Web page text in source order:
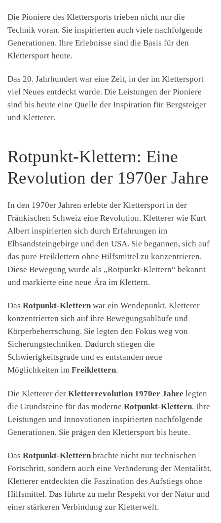
Die Pioniere des Klettersports trieben nicht nur die
Technik voran. Sie inspirierten auch viele nachfolgende
Generationen. Ihre Erlebnisse sind die Basis für den
Klettersport heute.
Das 20. Jahrhundert war eine Zeit, in der im Klettersport
viel Neues entdeckt wurde. Die Leistungen der Pioniere
sind bis heute eine Quelle der Inspiration für Bergsteiger
und Kletterer.
Rotpunkt-Klettern: Eine
Revolution der 1970er Jahre
In den 1970er Jahren erlebte der Klettersport in der
Fränkischen Schweiz eine Revolution. Kletterer wie Kurt
Albert inspirierten sich durch Erfahrungen im
Elbsandsteingebirge und den USA. Sie begannen, sich auf
das pure Freiklettern ohne Hilfsmittel zu konzentrieren.
Diese Bewegung wurde als „Rotpunkt-Klettern“ bekannt
und markierte eine neue Ära im Klettern.
Das Rotpunkt-Klettern war ein Wendepunkt. Kletterer
konzentrierten sich auf ihre Bewegungsabläufe und
Körperbeherrschung. Sie legten den Fokus weg von
Sicherungstechniken. Dadurch stiegen die
Schwierigkeitsgrade und es entstanden neue
Möglichkeiten im Freiklettern.
Die Kletterer der Kletterrevolution 1970er Jahre legten
die Grundsteine für das moderne Rotpunkt-Klettern. Ihre
Leistungen und Innovationen inspirierten nachfolgende
Generationen. Sie prägen den Klettersport bis heute.
Das Rotpunkt-Klettern brachte nicht nur technischen
Fortschritt, sondern auch eine Veränderung der Mentalität.
Kletterer entdeckten die Faszination des Aufstiegs ohne
Hilfsmittel. Das führte zu mehr Respekt vor der Natur und
einer stärkeren Verbindung zur Kletterwelt.